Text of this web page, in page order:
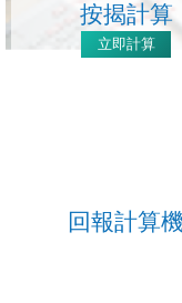
按揭計算
立即計算
回報計算機